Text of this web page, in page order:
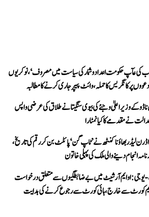
کی عآپ حکومت اعداد و شمار کی سیاست میں مصروف‘، نوکریوں
پر کانگریس کا حملہ، وائٹ پیپر جاری کرنے کا مطالبہ
کے وزیر اعلیٰ وجئے کی بیوی سنگیتا نے طلاق کی عرضی واپس
نے مقدمے کا کیا نمٹارا
لیڈر بھاؤنا کنٹھ نے ’ٹاپ گن‘ پائلٹ بن کر رقم کی تاریخ،
انجام دینے والی ملک کی پہلی خاتون
جی: او ایم آر شیٹ میں بے ضابطگیوں سے متعلق درخواست
کورٹ سے خارج، ہائی کورٹ سے رجوع کرنے کی ہدایت